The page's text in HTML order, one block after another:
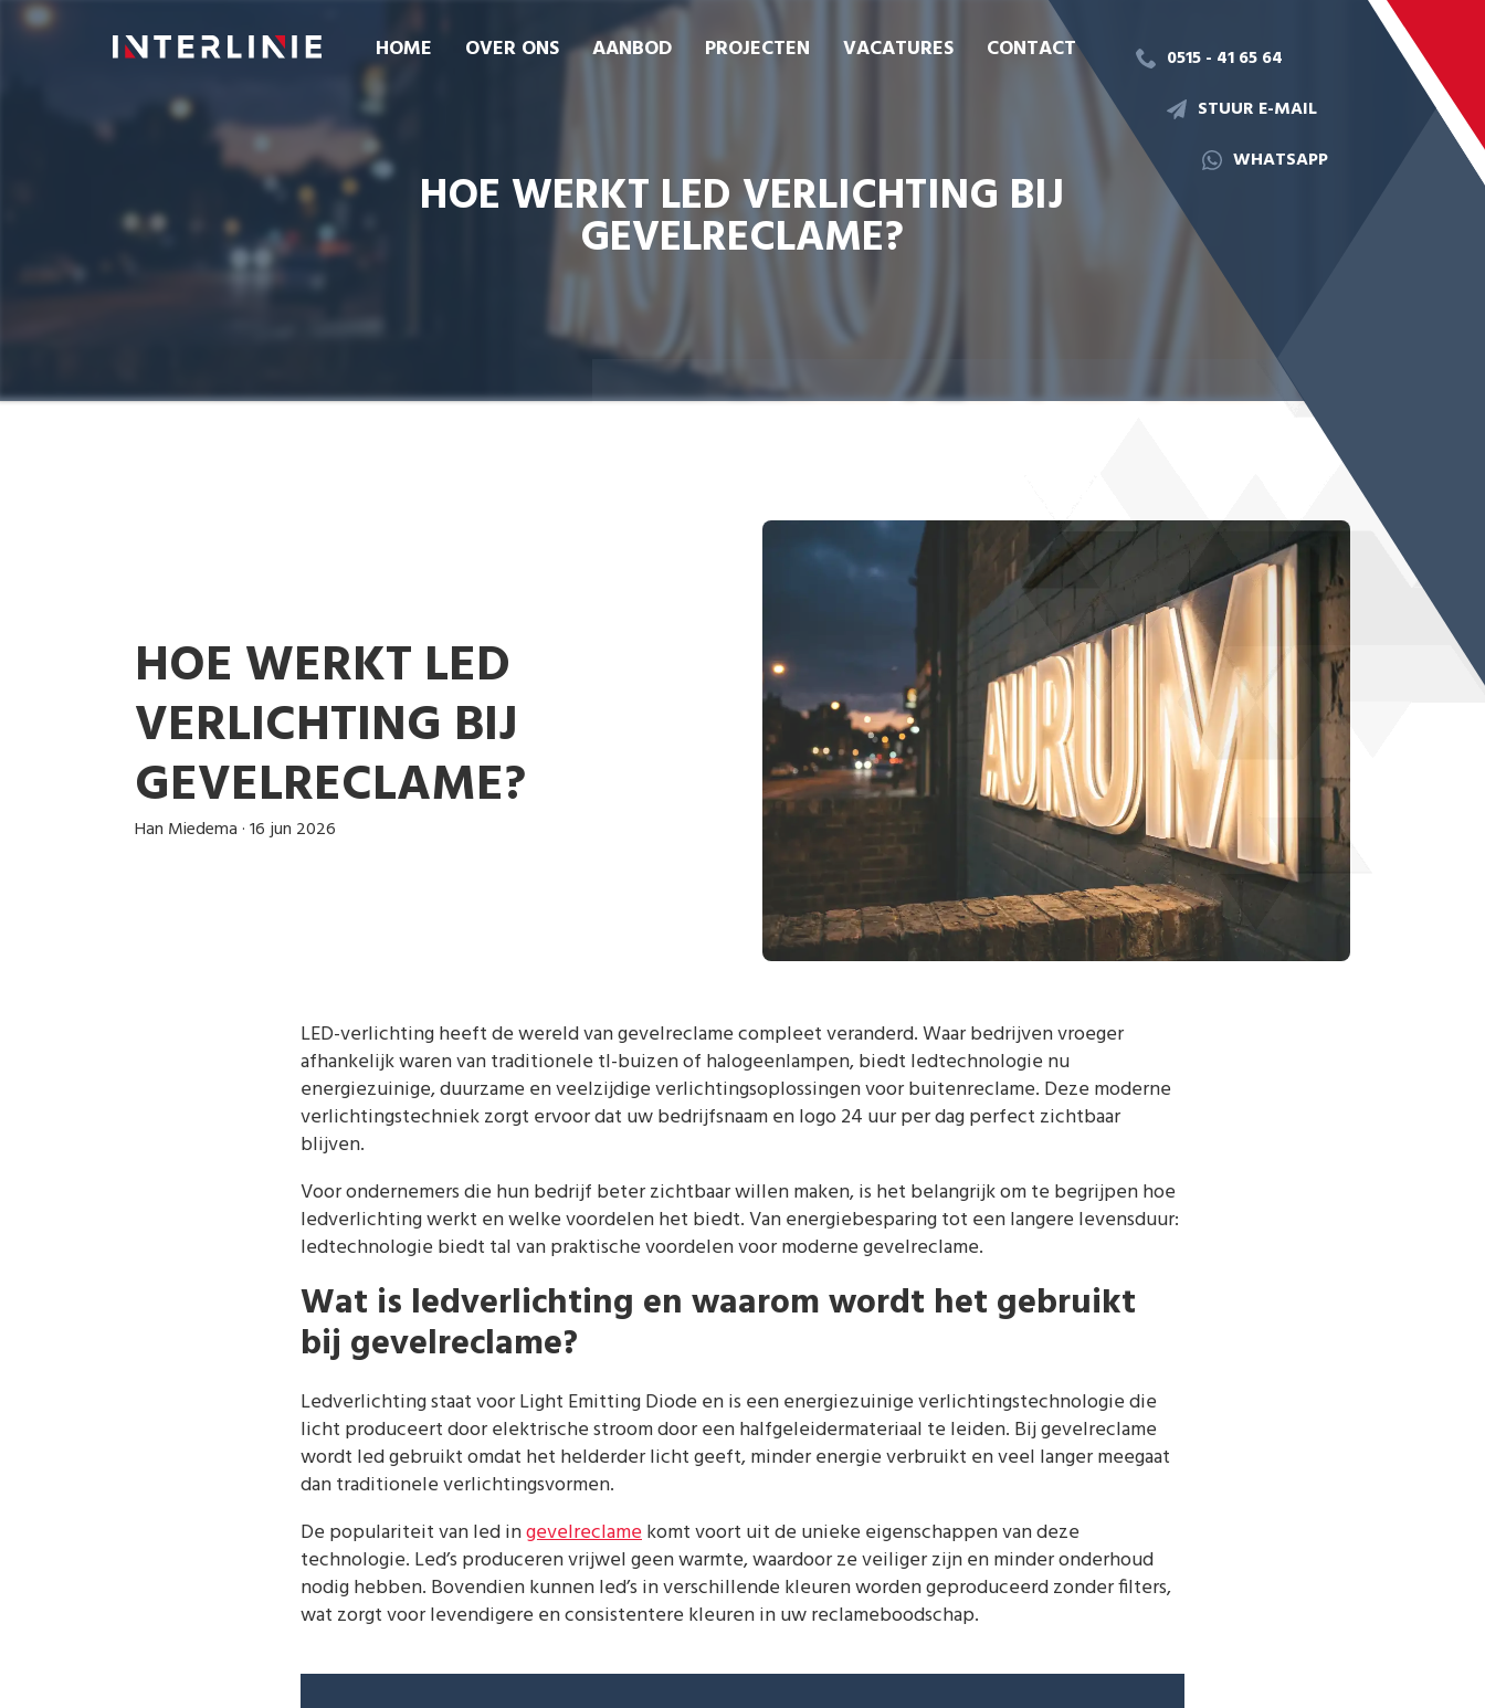
HOME OVER ONS AANBOD PROJECTEN VACATURES CONTACT
0515 - 41 65 64
STUUR E-MAIL
WHATSAPP
HOE WERKT LED VERLICHTING BIJ
GEVELRECLAME?
HOE WERKT LED
VERLICHTING BIJ
GEVELRECLAME?
Han Miedema·16 jun 2026
LED-verlichting heeft de wereld van gevelreclame compleet veranderd. Waar bedrijven vroeger
afhankelijk waren van traditionele tl-buizen of halogeenlampen, biedt ledtechnologie nu
energiezuinige, duurzame en veelzijdige verlichtingsoplossingen voor buitenreclame. Deze moderne
verlichtingstechniek zorgt ervoor dat uw bedrijfsnaam en logo 24 uur per dag perfect zichtbaar
blijven.
Voor ondernemers die hun bedrijf beter zichtbaar willen maken, is het belangrijk om te begrijpen hoe
ledverlichting werkt en welke voordelen het biedt. Van energiebesparing tot een langere levensduur:
ledtechnologie biedt tal van praktische voordelen voor moderne gevelreclame.
Wat is ledverlichting en waarom wordt het gebruikt
bij gevelreclame?
Ledverlichting staat voor Light Emitting Diode en is een energiezuinige verlichtingstechnologie die
licht produceert door elektrische stroom door een halfgeleidermateriaal te leiden. Bij gevelreclame
wordt led gebruikt omdat het helderder licht geeft, minder energie verbruikt en veel langer meegaat
dan traditionele verlichtingsvormen.
De populariteit van led ingevelreclamekomt voort uit de unieke eigenschappen van deze
technologie. Led’s produceren vrijwel geen warmte, waardoor ze veiliger zijn en minder onderhoud
nodig hebben. Bovendien kunnen led’s in verschillende kleuren worden geproduceerd zonder filters,
wat zorgt voor levendigere en consistentere kleuren in uw reclameboodschap.